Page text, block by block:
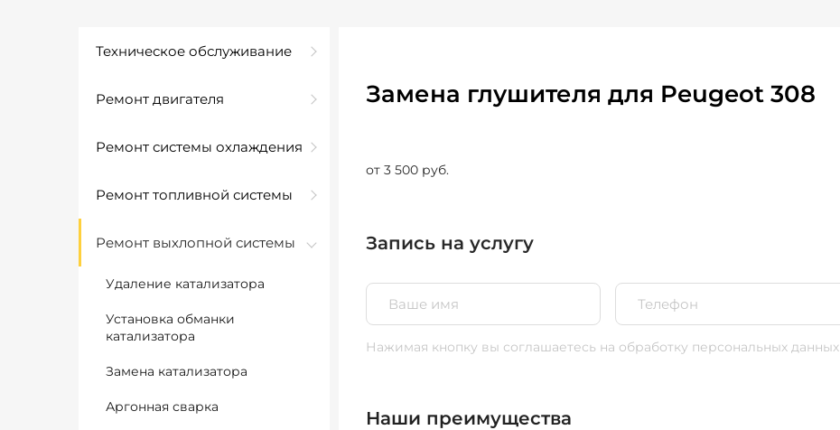
Техническое обслуживание
Ремонт двигателя
Ремонт системы охлаждения
Ремонт топливной системы
Ремонт выхлопной системы
Удаление катализатора
Установка обманки
катализатора
Замена катализатора
Аргонная сварка
Замена глушителя для Peugeot 308
от 3 500 руб.
Запись на услугу
Нажимая кнопку вы соглашаетесь на обработку персональных данных
Наши преимущества